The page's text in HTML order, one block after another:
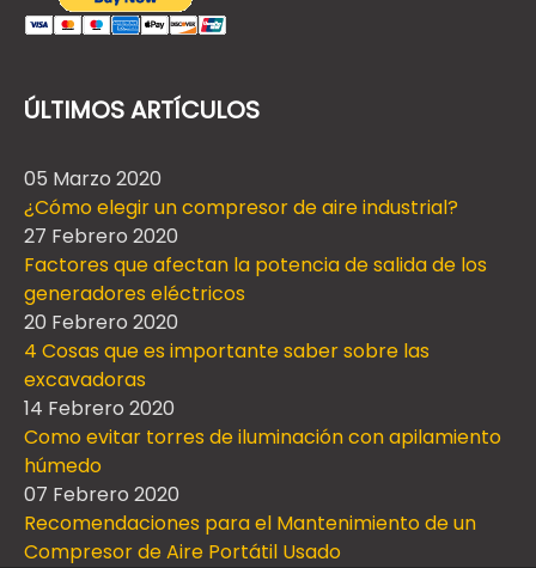
ÚLTIMOS ARTÍCULOS
05 Marzo 2020
¿Cómo elegir un compresor de aire industrial?
27 Febrero 2020
Factores que afectan la potencia de salida de los
generadores eléctricos
20 Febrero 2020
4 Cosas que es importante saber sobre las
excavadoras
14 Febrero 2020
Como evitar torres de iluminación con apilamiento
húmedo
07 Febrero 2020
Recomendaciones para el Mantenimiento de un
Compresor de Aire Portátil Usado